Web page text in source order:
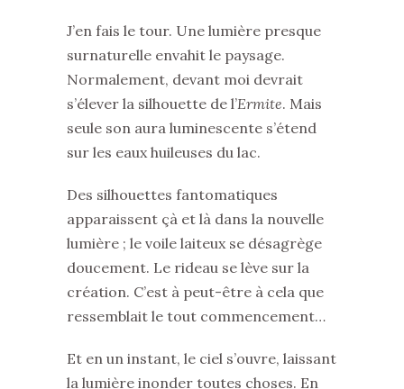
J’en fais le tour. Une lumière presque
surnaturelle envahit le paysage.
Normalement, devant moi devrait
s’élever la silhouette de l’Ermite. Mais
seule son aura luminescente s’étend
sur les eaux huileuses du lac.
Des silhouettes fantomatiques
apparaissent çà et là dans la nouvelle
lumière ; le voile laiteux se désagrège
doucement. Le rideau se lève sur la
création. C’est à peut-être à cela que
ressemblait le tout commencement…
Et en un instant, le ciel s’ouvre, laissant
la lumière inonder toutes choses. En